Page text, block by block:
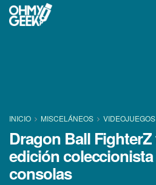
INICIO MISCELÁNEOS VIDEOJUEGOS
Dragon Ball
edición
consolas